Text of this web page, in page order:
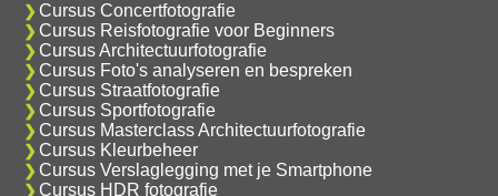
Cursus Concertfotografie
Cursus Reisfotografie voor Beginners
Cursus Architectuurfotografie
Cursus Foto's analyseren en bespreken
Cursus Straatfotografie
Cursus Sportfotografie
Cursus Masterclass Architectuurfotografie
Cursus Kleurbeheer
Cursus Verslaglegging met je Smartphone
Cursus HDR fotografie